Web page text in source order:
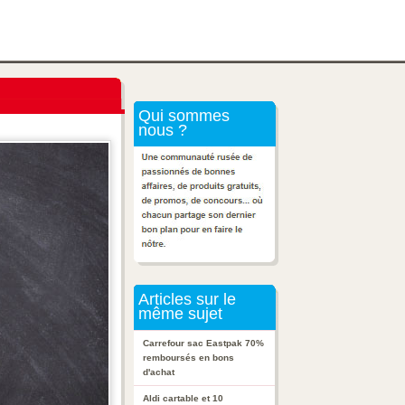
Qui sommes
nous ?
Articles sur le
même sujet
Carrefour sac Eastpak 70%
remboursés en bons
d'achat
Aldi cartable et 10